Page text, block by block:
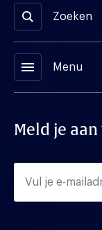
Zoeken
menu Menu
Meld je